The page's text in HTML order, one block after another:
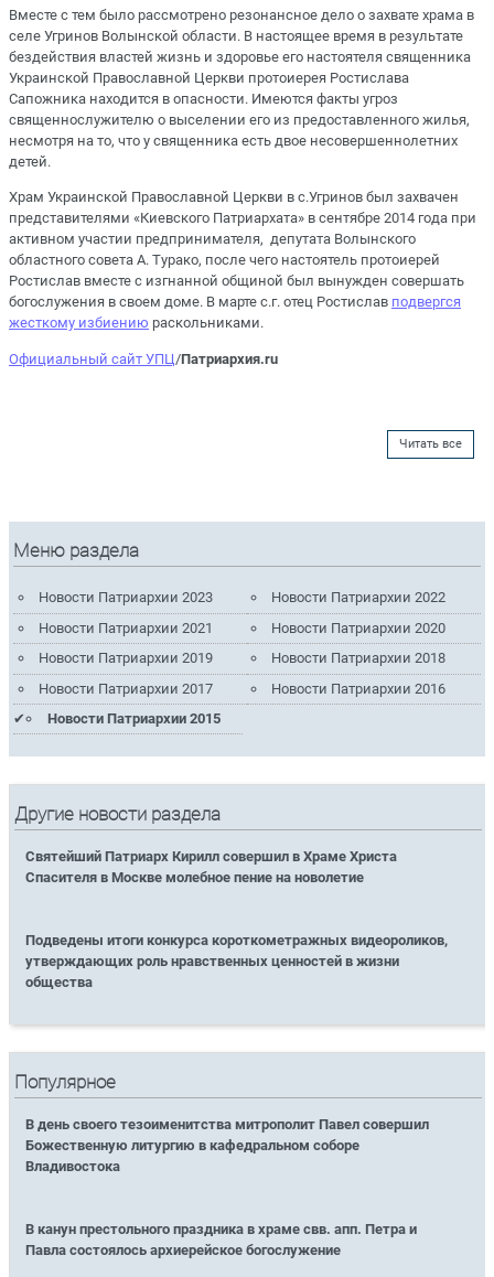
Вместе с тем было рассмотрено резонансное дело о захвате храма в
селе Угринов Волынской области. В настоящее время в результате
бездействия властей жизнь и здоровье его настоятеля священника
Украинской Православной Церкви протоиерея Ростислава
Сапожника находится в опасности. Имеются факты угроз
священнослужителю о выселении его из предоставленного жилья,
несмотря на то, что у священника есть двое несовершеннолетних
детей.
Храм Украинской Православной Церкви в с.Угринов был захвачен
представителями «Киевского Патриархата» в сентябре 2014 года при
активном участии предпринимателя, депутата Волынского
областного совета А. Турако, после чего настоятель протоиерей
Ростислав вместе с изгнанной общиной был вынужден совершать
богослужения в своем доме. В марте с.г. отец Ростислав подвергся
жесткому избиению раскольниками.
Официальный сайт УПЦ /Патриархия.ru
Читать все
Меню раздела
Новости Патриархии 2023
Новости Патриархии 2022
Новости Патриархии 2021
Новости Патриархии 2020
Новости Патриархии 2019
Новости Патриархии 2018
Новости Патриархии 2017
Новости Патриархии 2016
Новости Патриархии 2015
Другие новости раздела
Святейший Патриарх Кирилл совершил в Храме Христа
Спасителя в Москве молебное пение на новолетие
Подведены итоги конкурса короткометражных видеороликов,
утверждающих роль нравственных ценностей в жизни
общества
Популярное
В день своего тезоименитства митрополит Павел совершил
Божественную литургию в кафедральном соборе
Владивостока
В канун престольного праздника в храме свв. апп. Петра и
Павла состоялось архиерейское богослужение